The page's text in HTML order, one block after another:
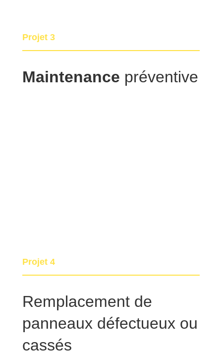
Projet 3
Maintenance préventive
Projet 4
Remplacement de
panneaux défectueux ou
cassés